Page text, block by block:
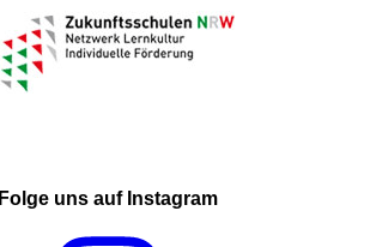
Folge uns auf Instagram